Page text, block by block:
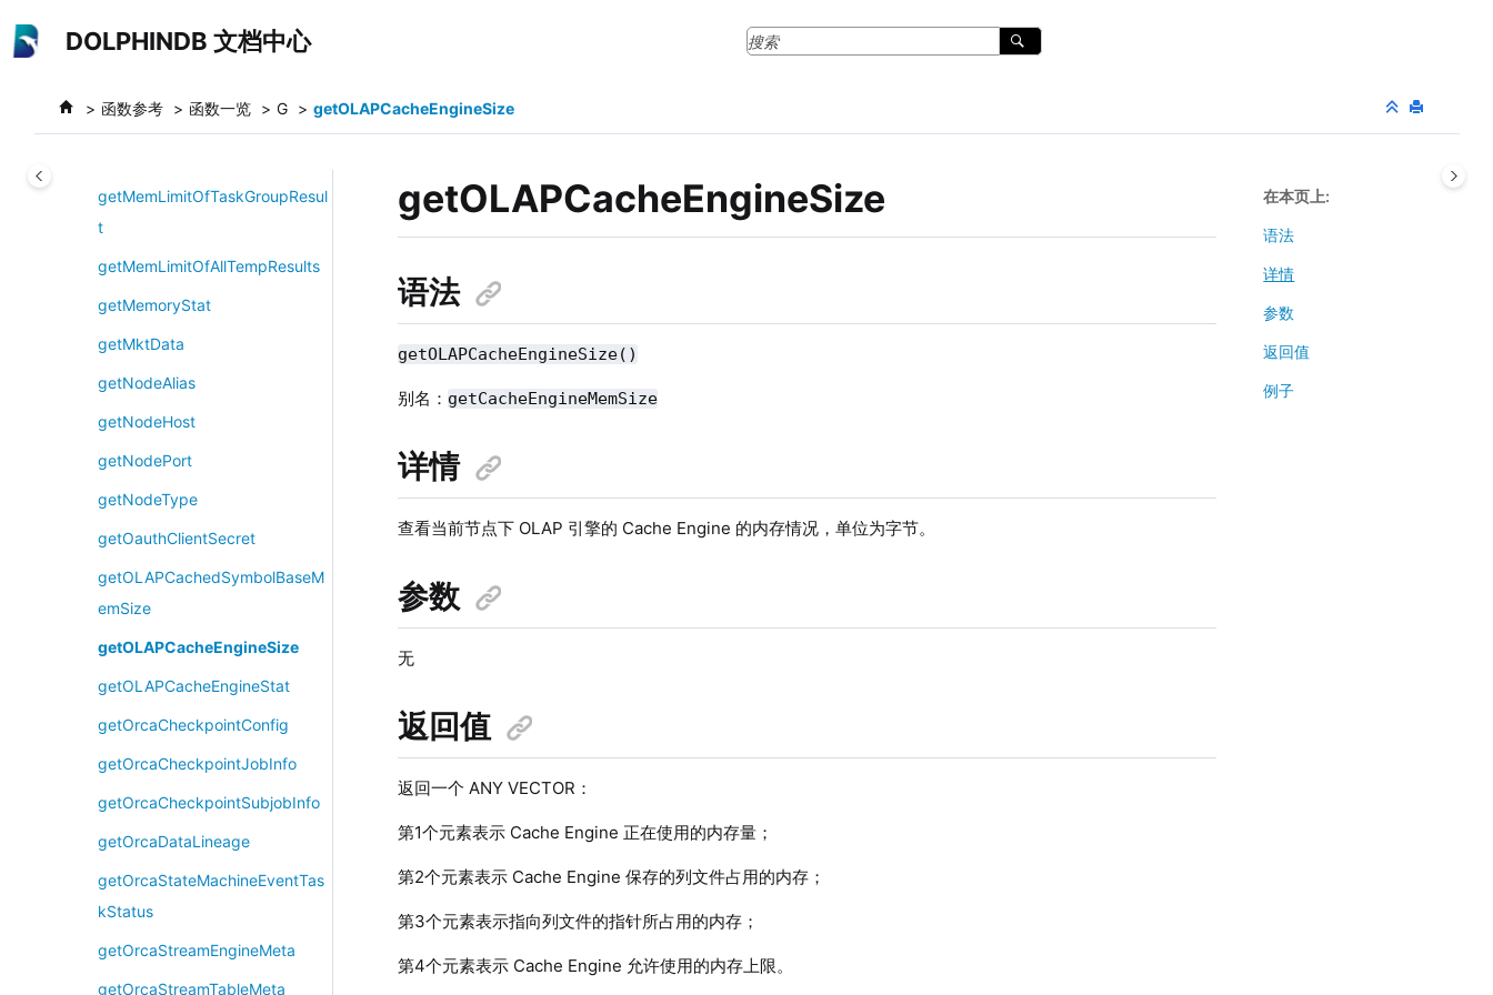
DOLPHINDB 文档中心
函数参考 函数一览 G getOLAPCacheEngineSize
getMarketCalendar
getMCPPrompt
getMemLimitOfTaskGroupResul
t
getMemLimitOfAllTempResults
getMemoryStat
getMktData
getNodeAlias
getNodeHost
getNodePort
getNodeType
getOauthClientSecret
getOLAPCachedSymbolBaseM
emSize
getOLAPCacheEngineSize
getOLAPCacheEngineStat
getOrcaCheckpointConfig
getOrcaCheckpointJobInfo
getOrcaCheckpointSubjobInfo
getOrcaDataLineage
getOrcaStateMachineEventTas
kStatus
getOrcaStreamEngineMeta
getOrcaStreamTableMeta
getOLAPCacheEngineSize
语法
getOLAPCacheEngineSize()
别名： getCacheEngineMemSize
详情
查看当前节点下 OLAP 引擎的 Cache Engine 的内存情况，单位为字节。
参数
无
返回值
返回一个 ANY VECTOR：
第1个元素表示 Cache Engine 正在使用的内存量；
第2个元素表示 Cache Engine 保存的列文件占用的内存；
第3个元素表示指向列文件的指针所占用的内存；
第4个元素表示 Cache Engine 允许使用的内存上限。
在本页上
语法
详情
参数
返回值
例子